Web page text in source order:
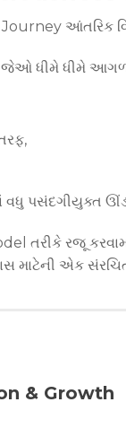
આંતરિક
જેઓ ધીમે ધીમે આગળ
પસંદગીયુક્ત ઊંડા
તરીકે રજૂ
માટેની એક સંરચિત
& Growth